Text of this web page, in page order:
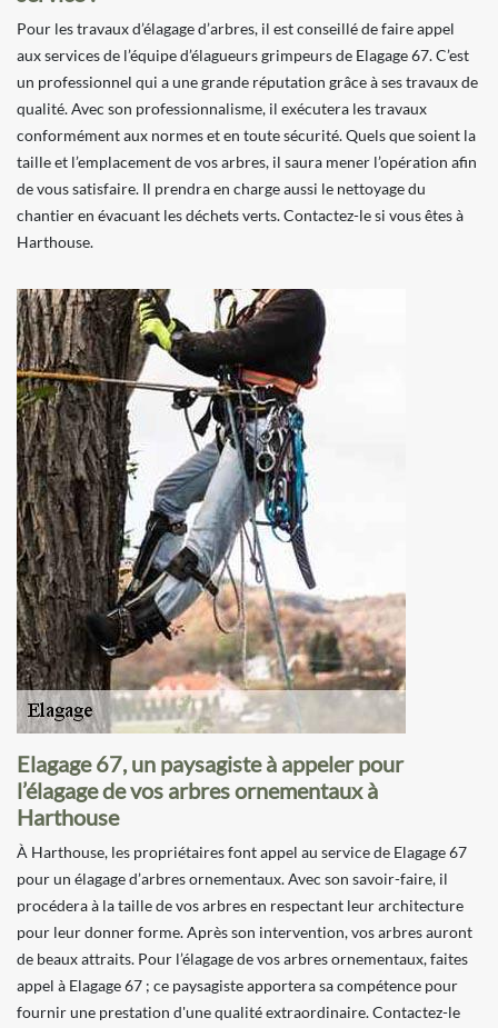
Pour les travaux d’élagage d’arbres, il est conseillé de faire appel
aux services de l’équipe d’élagueurs grimpeurs de Elagage 67. C’est
un professionnel qui a une grande réputation grâce à ses travaux de
qualité. Avec son professionnalisme, il exécutera les travaux
conformément aux normes et en toute sécurité. Quels que soient la
taille et l’emplacement de vos arbres, il saura mener l’opération afin
de vous satisfaire. Il prendra en charge aussi le nettoyage du
chantier en évacuant les déchets verts. Contactez-le si vous êtes à
Harthouse.
Elagage 67, un paysagiste à appeler pour
l’élagage de vos arbres ornementaux à
Harthouse
À Harthouse, les propriétaires font appel au service de Elagage 67
pour un élagage d’arbres ornementaux. Avec son savoir-faire, il
procédera à la taille de vos arbres en respectant leur architecture
pour leur donner forme. Après son intervention, vos arbres auront
de beaux attraits. Pour l’élagage de vos arbres ornementaux, faites
appel à Elagage 67 ; ce paysagiste apportera sa compétence pour
fournir une prestation d'une qualité extraordinaire. Contactez-le